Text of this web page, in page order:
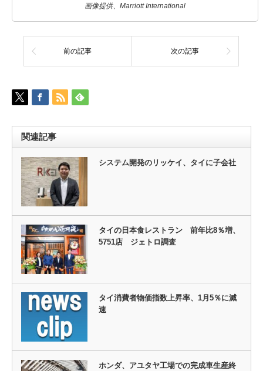
画像提供、Marriott International
前の記事 次の記事
関連記事
システム開発のリッケイ、タイに子会社
タイの日本食レストラン 前年比8％増、
5751店 ジェトロ調査
タイ消費者物価指数上昇率、1月5％に減
速
ホンダ、アユタヤ工場での完成車生産終